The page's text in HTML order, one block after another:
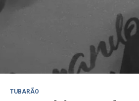
TUBARÃO